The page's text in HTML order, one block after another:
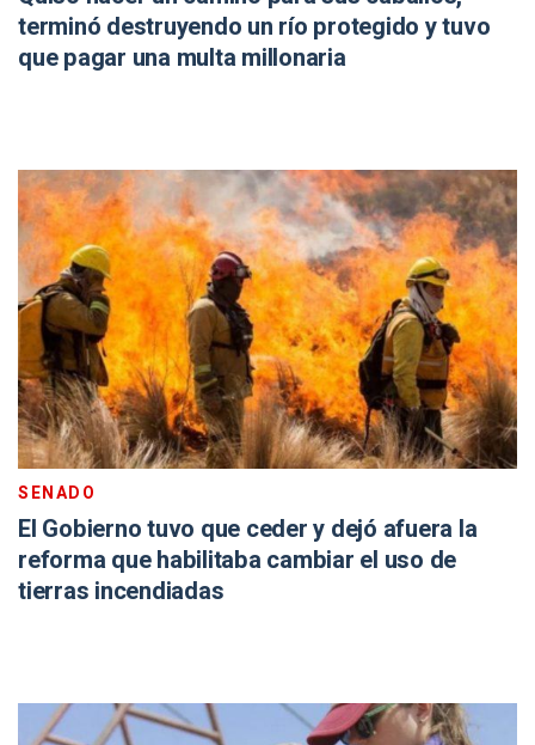
terminó destruyendo un río protegido y tuvo
que pagar una multa millonaria
SENADO
El Gobierno tuvo que ceder y dejó afuera la
reforma que habilitaba cambiar el uso de
tierras incendiadas